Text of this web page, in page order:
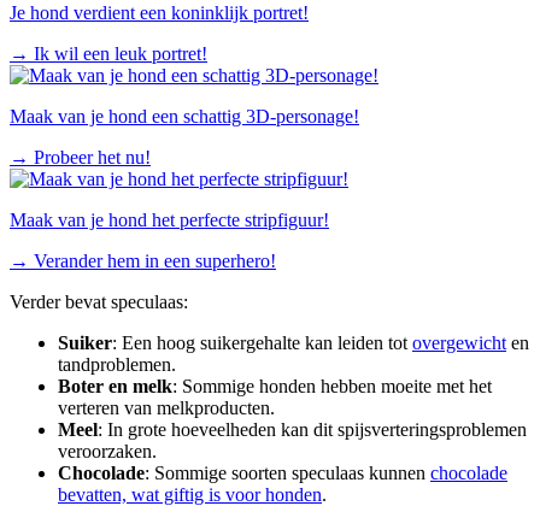
Je hond verdient een koninklijk portret!
→ Ik wil een leuk portret!
Maak van je hond een schattig 3D-personage!
→ Probeer het nu!
Maak van je hond het perfecte stripfiguur!
→ Verander hem in een superhero!
Verder bevat speculaas:
Suiker: Een hoog suikergehalte kan leiden tot overgewicht en
tandproblemen.
Boter en melk: Sommige honden hebben moeite met het
verteren van melkproducten.
Meel: In grote hoeveelheden kan dit spijsverteringsproblemen
veroorzaken.
Chocolade: Sommige soorten speculaas kunnen chocolade
bevatten, wat giftig is voor honden.